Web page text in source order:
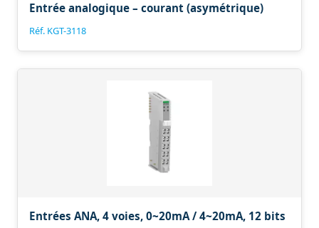
Entrée analogique – courant (asymétrique)
Réf. KGT-3118
Entrées ANA, 4 voies, 0~20mA / 4~20mA, 12 bits